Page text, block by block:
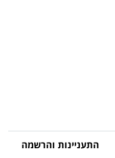
התעניינות והרשמה